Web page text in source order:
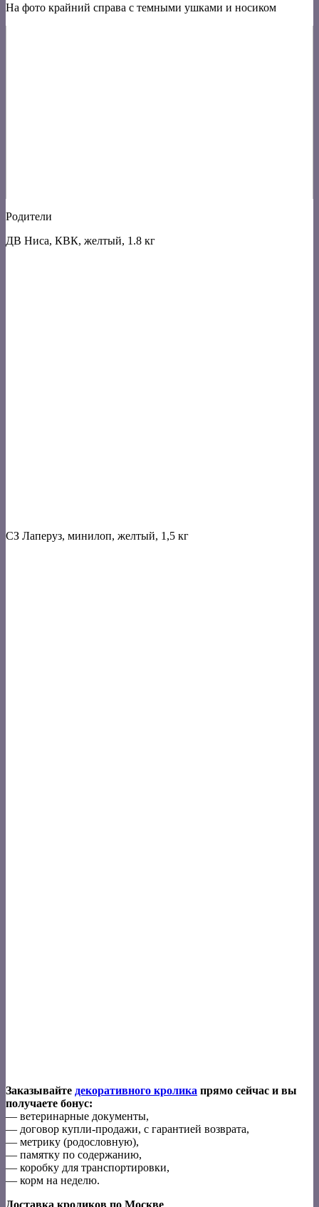
На фото крайний справа с темными ушками и носиком
Родители
ДВ Ниса, КВК, желтый, 1.8 кг
СЗ Лаперуз, минилоп, желтый, 1,5 кг
Заказывайте декоративного кролика прямо сейчас и вы
получаете бонус:
— ветеринарные документы,
— договор купли-продажи, с гарантией возврата,
— метрику (родословную),
— памятку по содержанию,
— коробку для транспортировки,
— корм на неделю.
Доставка кроликов по Москве